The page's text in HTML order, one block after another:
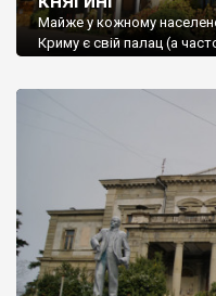
Майже у кожному
Криму є свій палац (а